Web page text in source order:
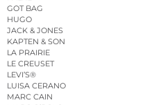
GOT BAG
HUGO
JACK & JONES
KAPTEN & SON
LA PRAIRIE
LE CREUSET
LEVI’S®
LUISA CERANO
MARC CAIN